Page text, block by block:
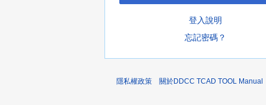
登入說明
忘記密碼？
隱私權政策 關於DDCC TCAD TOOL Manual